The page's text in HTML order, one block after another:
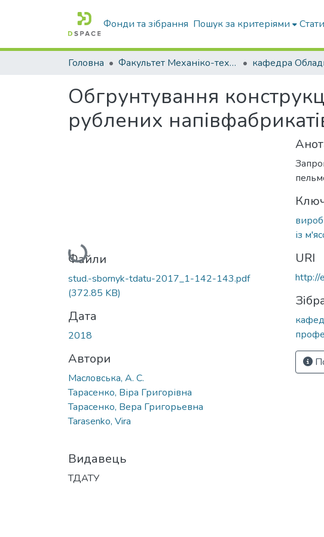
Фонди та зібрання Пошук за критеріями
Головна Факультет Механіко-технологічний
Обгрунтування
рублених
Вантажиться...
Файли
stud.-sbornyk-tdatu-2017_1-142-143.pdf
(372.85 KB)
Дата
2018
Автори
Масловська, А. С.
Тарасенко, Віра Григорівна
Тарасенко, Вера Григорьевна
Tarasenko, Vira
Видавець
ТДАТУ
із
URI
http://